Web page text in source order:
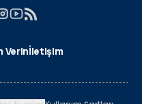
Verinİletişim